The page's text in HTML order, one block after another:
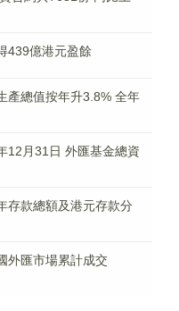
439億港元盈餘
產總值按年升3.8% 全年
12月31日 外匯基金總資
存款總額及港元存款分
外匯市場累計成交